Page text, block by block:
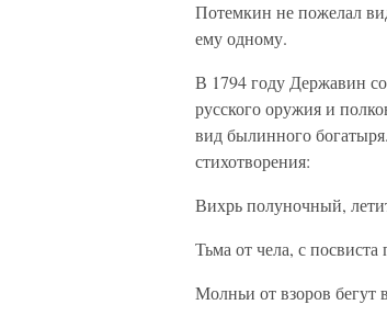
Потемкин не пожелал
ему одному.
В 1794 году Державин
русского оружия и
вид былинного
стихотворения:
Вихрь полуночный,
Тьма от чела, с посвиста
Молньи от взоров бегут